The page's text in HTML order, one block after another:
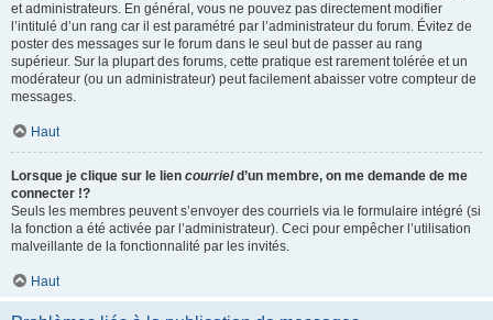
et administrateurs. En général, vous ne pouvez pas directement modifier
l’intitulé d’un rang car il est paramétré par l’administrateur du forum. Évitez de
poster des messages sur le forum dans le seul but de passer au rang
supérieur. Sur la plupart des forums, cette pratique est rarement tolérée et un
modérateur (ou un administrateur) peut facilement abaisser votre compteur de
messages.
Haut
Lorsque je clique sur le lien courrield’un membre, on me demande de me
connecter !?
Seuls les membres peuvent s’envoyer des courriels via le formulaire intégré (si
la fonction a été activée par l’administrateur). Ceci pour empêcher l’utilisation
malveillante de la fonctionnalité par les invités.
Haut